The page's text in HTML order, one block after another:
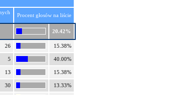
Procent głosów na liście
20.42%
26 15.38%
5 40.00%
13 15.38%
30 13.33%